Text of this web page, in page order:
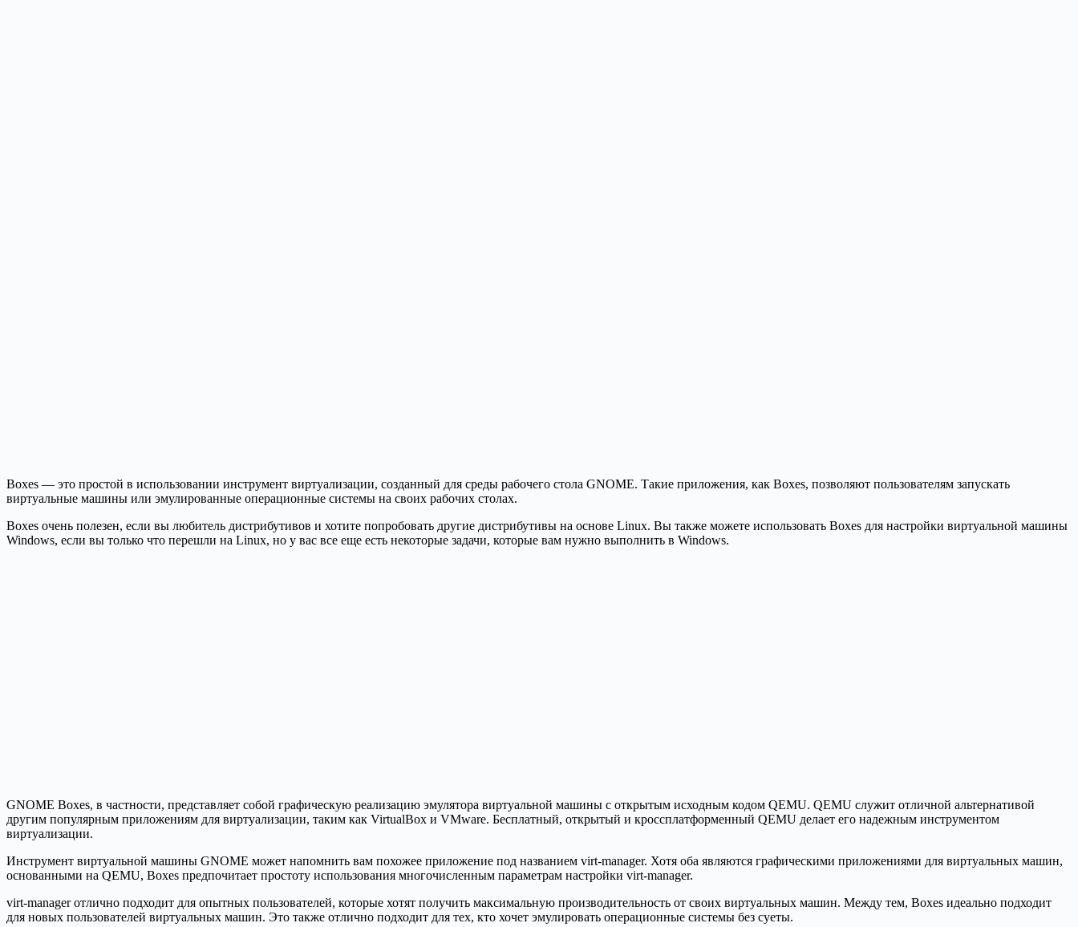
Boxes — это простой в использовании инструмент виртуализации, созданный для среды рабочего стола GNOME. Такие приложения, как Boxes, позволяют пользователям запускать
виртуальные машины или эмулированные операционные системы на своих рабочих столах.
Boxes очень полезен, если вы любитель дистрибутивов и хотите попробовать другие дистрибутивы на основе Linux. Вы также можете использовать Boxes для настройки виртуальной машины
Windows, если вы только что перешли на Linux, но у вас все еще есть некоторые задачи, которые вам нужно выполнить в Windows.
GNOME Boxes, в частности, представляет собой графическую реализацию эмулятора виртуальной машины с открытым исходным кодом QEMU. QEMU служит отличной альтернативой
другим популярным приложениям для виртуализации, таким как VirtualBox и VMware. Бесплатный, открытый и кроссплатформенный QEMU делает его надежным инструментом
виртуализации.
Инструмент виртуальной машины GNOME может напомнить вам похожее приложение под названием virt-manager. Хотя оба являются графическими приложениями для виртуальных машин,
основанными на QEMU, Boxes предпочитает простоту использования многочисленным параметрам настройки virt-manager.
virt-manager отлично подходит для опытных пользователей, которые хотят получить максимальную производительность от своих виртуальных машин. Между тем, Boxes идеально подходит
для новых пользователей виртуальных машин. Это также отлично подходит для тех, кто хочет эмулировать операционные системы без суеты.